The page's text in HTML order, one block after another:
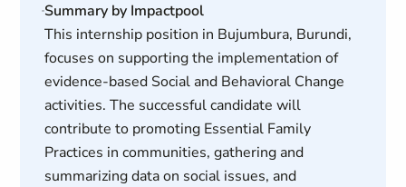
Summary by Impactpool
This internship position in Bujumbura, Burundi,
focuses on supporting the implementation of
evidence-based Social and Behavioral Change
activities. The successful candidate will
contribute to promoting Essential Family
Practices in communities, gathering and
summarizing data on social issues, and